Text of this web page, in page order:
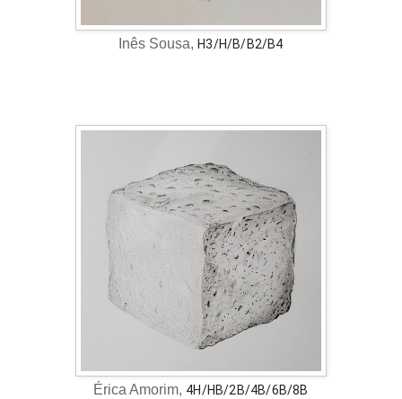
Inês Sousa,H3/H/B/B2/B4
Érica Amorim, 4H/HB/2B/4B/6B/8B